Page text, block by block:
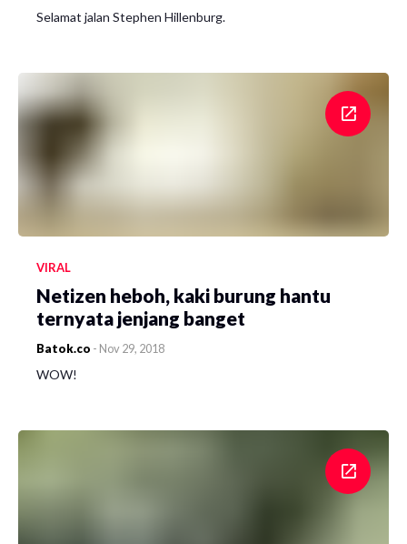
Selamat jalan Stephen Hillenburg.
VIRAL
Netizen heboh, kaki burung hantu
ternyata jenjang banget
Batok.co - Nov 29, 2018
WOW!